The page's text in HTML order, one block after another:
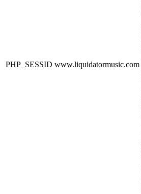
PHP_SESSID www.liquidatormusic.com